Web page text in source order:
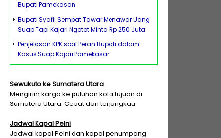
Bupati Pamekasan
Bupati Syafii Sempat Tawar Menawar Uang
Suap Tapi Kajari Ngotot Minta Rp 250 Juta
Penjelasan KPK soal Peran Bupati dalam
Kasus Suap Kajari Pamekasan
Sewukuto ke Sumatera Utara
Mengirim kargo ke puluhan kota tujuan di
Sumatera Utara. Cepat dan terjangkau
Jadwal Kapal Pelni
Jadwal kapal Pelni dan kapal penumpang